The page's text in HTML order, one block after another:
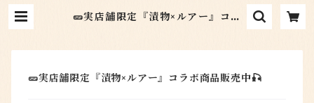
🥒実店舗限定『漬物×ルアー』コラ
🥒実店舗限定『漬物×ルアー』コラボ商品販売中🎣